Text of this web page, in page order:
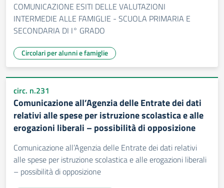
COMUNICAZIONE ESITI DELLE VALUTAZIONI
INTERMEDIE ALLE FAMIGLIE - SCUOLA PRIMARIA E
SECONDARIA DI I° GRADO
Circolari per alunni e famiglie
circ. n.231
Comunicazione all’Agenzia delle Entrate dei dati
relativi alle spese per istruzione scolastica e alle
erogazioni liberali – possibilità di opposizione
Comunicazione all’Agenzia delle Entrate dei dati relativi
alle spese per istruzione scolastica e alle erogazioni liberali
– possibilità di opposizione